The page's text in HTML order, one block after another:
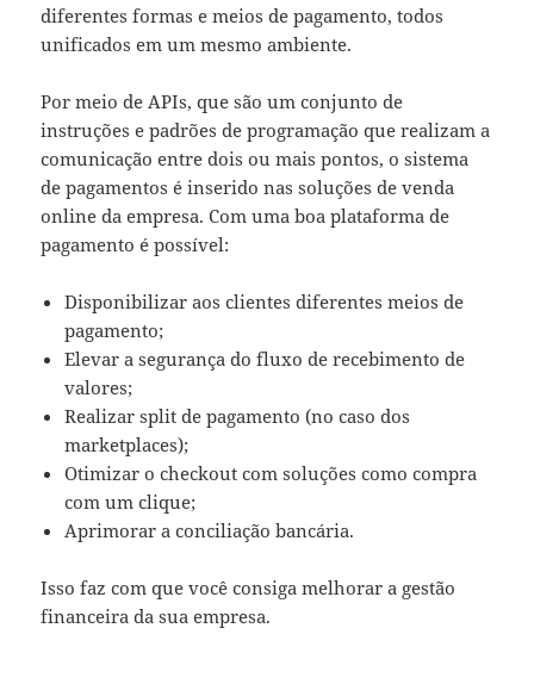
diferentes formas e meios de pagamento, todos
unificados em um mesmo ambiente.
Por meio de APIs, que são um conjunto de
instruções e padrões de programação que realizam a
comunicação entre dois ou mais pontos, o sistema
de pagamentos é inserido nas soluções de venda
online da empresa. Com uma boa plataforma de
pagamento é possível:
Disponibilizar aos clientes diferentes meios de
pagamento;
Elevar a segurança do fluxo de recebimento de
valores;
Realizar split de pagamento (no caso dos
marketplaces);
Otimizar o checkout com soluções como compra
com um clique;
Aprimorar a conciliação bancária.
Isso faz com que você consiga melhorar a gestão
financeira da sua empresa.